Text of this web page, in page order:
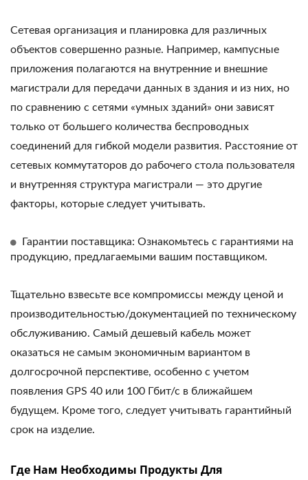
Сетевая организация и планировка для различных
объектов совершенно разные. Например, кампусные
приложения полагаются на внутренние и внешние
магистрали для передачи данных в здания и из них, но
по сравнению с сетями «умных зданий» они зависят
только от большего количества беспроводных
соединений для гибкой модели развития. Расстояние от
сетевых коммутаторов до рабочего стола пользователя
и внутренняя структура магистрали — это другие
факторы, которые следует учитывать.
Гарантии поставщика: Ознакомьтесь с гарантиями на
продукцию, предлагаемыми вашим поставщиком.
Тщательно взвесьте все компромиссы между ценой и
производительностью/документацией по техническому
обслуживанию. Самый дешевый кабель может
оказаться не самым экономичным вариантом в
долгосрочной перспективе, особенно с учетом
появления GPS 40 или 100 Гбит/с в ближайшем
будущем. Кроме того, следует учитывать гарантийный
срок на изделие.
Где Нам Необходимы Продукты Для